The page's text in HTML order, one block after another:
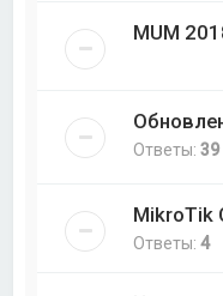
MUM
Ответы:39
MikroTik
Ответы:4